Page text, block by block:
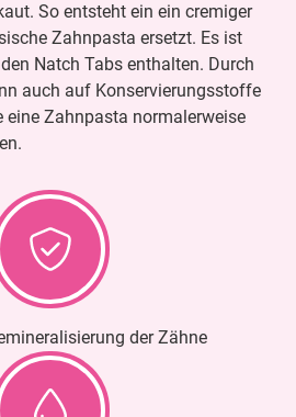
So entsteht ein ein cremiger
Zahnpasta ersetzt. Es ist
Natch Tabs enthalten. Durch
auch auf Konservierungsstoffe
eine Zahnpasta normalerweise
der Zähne